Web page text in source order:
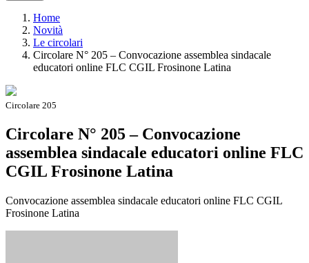
Home
Novità
Le circolari
Circolare N° 205 – Convocazione assemblea sindacale
educatori online FLC CGIL Frosinone Latina
Circolare 205
Circolare N° 205 – Convocazione
assemblea sindacale educatori online FLC
CGIL Frosinone Latina
Convocazione assemblea sindacale educatori online FLC CGIL
Frosinone Latina